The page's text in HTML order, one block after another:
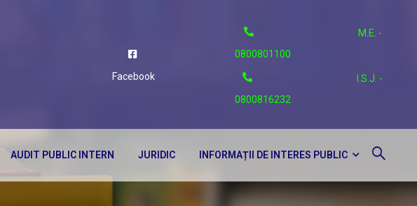
Facebook
M.E. -
0800801100
I.S.J. -
0800816232
AUDIT PUBLIC INTERN JURIDIC INFORMAȚII DE INTERES PUBLIC